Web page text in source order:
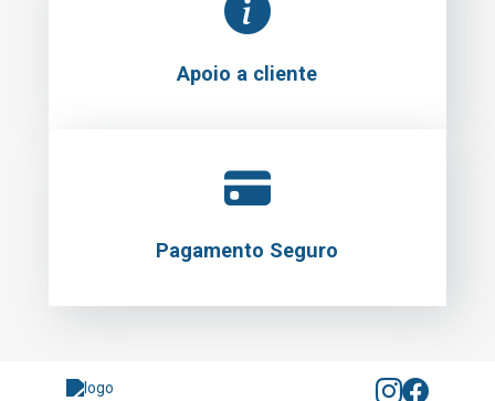
Apoio a cliente
Pagamento Seguro